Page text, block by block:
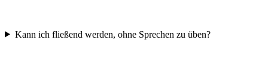
Kann ich fließend werden, ohne Sprechen zu üben?